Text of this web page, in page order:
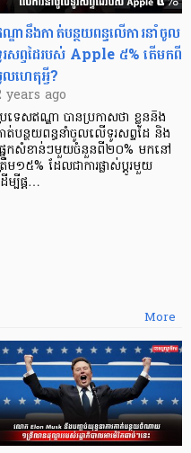
ឌានឹងកាត់បន្ថយពន្ធលើការនាំចូល
សព្ទដៃរបស់ Apple ៥% តើមកពី
ហេតុអ្វី?
years ago
ទេសឥណ្ឌា បានប្រកាសថា ខ្លួននឹង
ត់បន្ថយពន្ធនាំចូលលើទូរសព្ទដៃ និង
ែកសំខាន់ៗមួយចំនួនពី២០% មកនៅ
ម១៥% ដែលជាការផ្លាស់ប្តូរមួយ
ម្បីផ្ត…
More